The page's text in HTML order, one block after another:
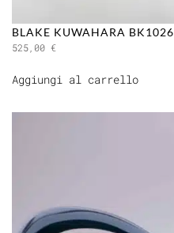
BLAKE KUWAHARA BK1026
525,00 €
Aggiungi al carrello